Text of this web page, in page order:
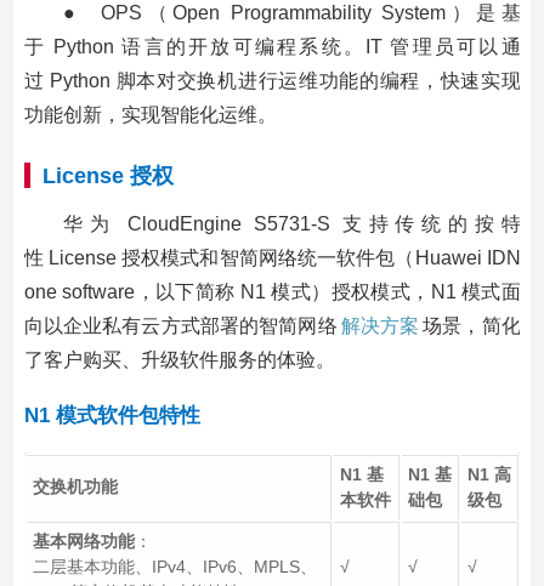
● OPS（Open Programmability System）是基
于 Python 语言的开放可编程系统。IT 管理员可以通
过 Python 脚本对交换机进行运维功能的编程，快速实现
功能创新，实现智能化运维。
License 授权
华为 CloudEngine S5731-S 支持传统的按特
性 License 授权模式和智简网络统一软件包（Huawei IDN
one software，以下简称 N1 模式）授权模式，N1 模式面
向以企业私有云方式部署的智简网络 解决方案 场景，简化
了客户购买、升级软件服务的体验。
N1 模式软件包特性
交换机功能
N1 基
本软件
N1 基
础包
N1 高
级包
基本网络功能：
二层基本功能、IPv4、IPv6、MPLS、
√ √ √